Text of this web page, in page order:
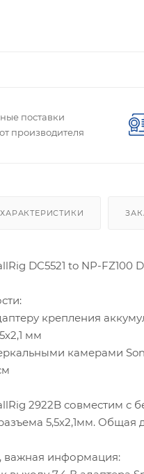
поставки
производителя
ХАРАКТЕРИСТИКИ
DC5521 to NP-
крепления
мм
камерами
2922B совместим с
5,5х2,1мм. Общая
важная информация: